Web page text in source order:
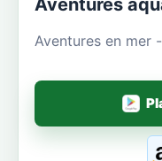
Aventures en mer